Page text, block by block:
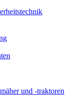
und -traktoren